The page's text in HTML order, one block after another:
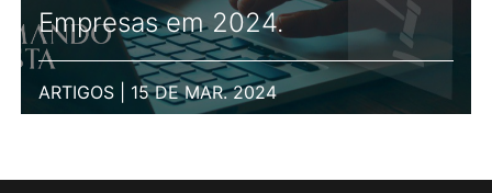
Empresas em 2024.
ARTIGOS | 15 DE MAR. 2024